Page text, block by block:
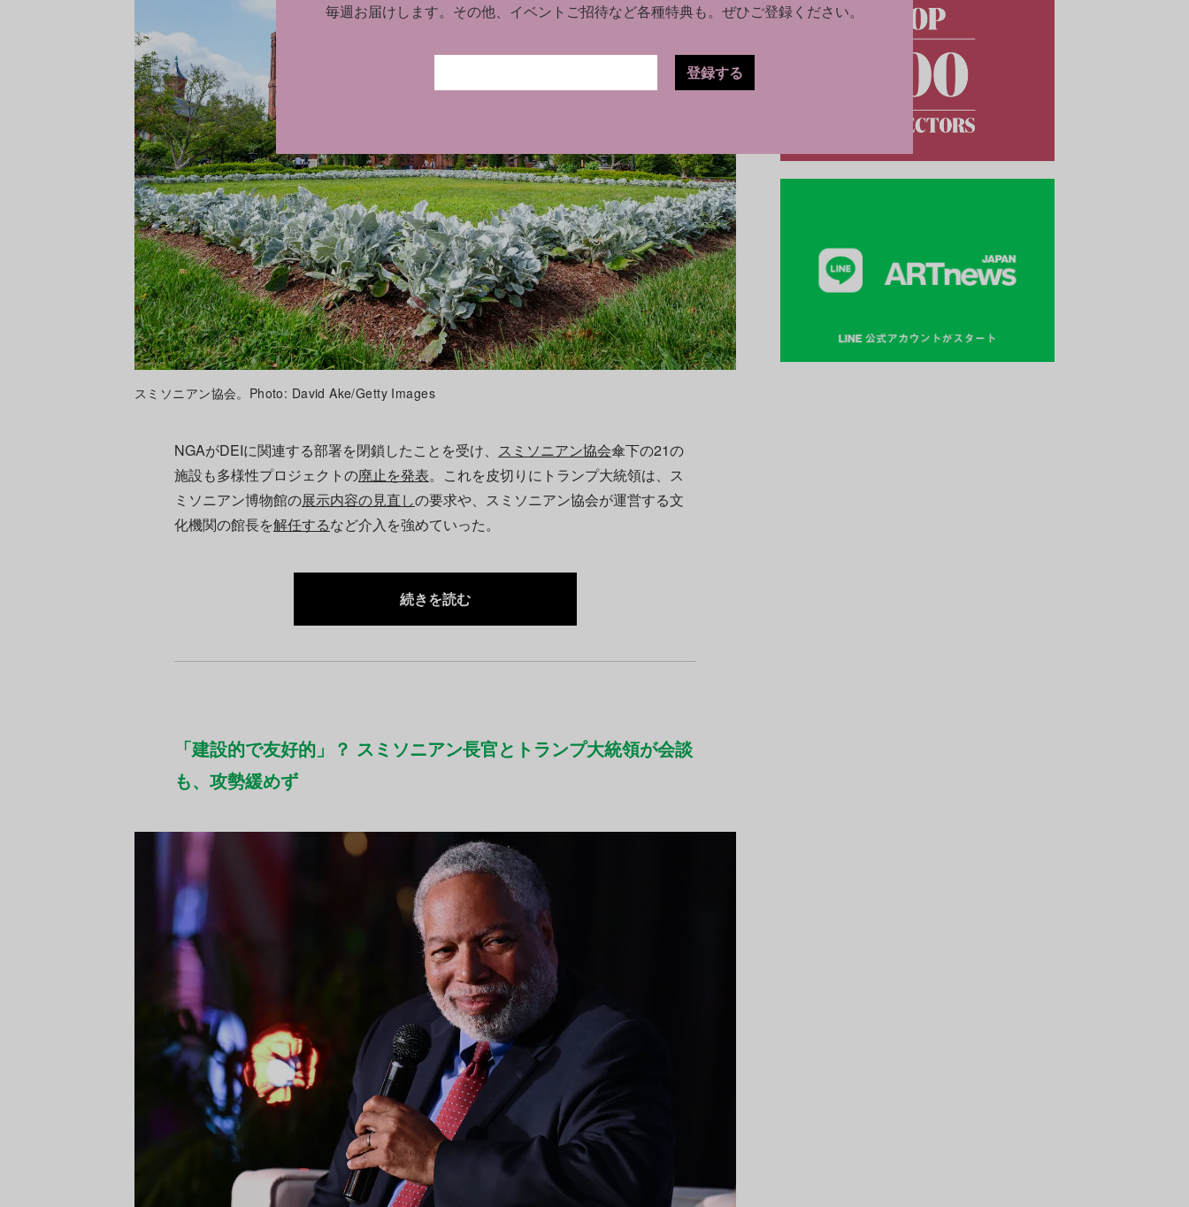
スミソニアン協会。Photo: David Ake/Getty Images
NGAがDEIに関連する部署を閉鎖したことを受け、 スミソニアン協会傘下の21の
施設も多様性プロジェクトの廃止を発表。これを皮切りにトランプ大統領は、ス
ミソニアン博物館の展示内容の見直しの要求や、スミソニアン協会が運営する文
化機関の館長を解任するなど介入を強めていった。
続きを読む
「建設的で友好的」？ スミソニアン長官とトランプ大統領が会談
も、攻勢緩めず
毎週お届けします。 その他、イベントご招待など各種特典も。ぜひご登録ください。
登録する